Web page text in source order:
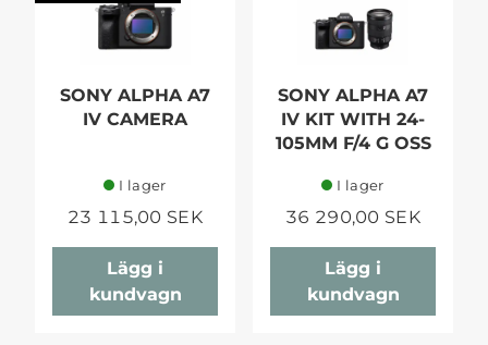
SONY ALPHA A7
IV CAMERA
I lager
23 115,00 SEK
Lägg i
kundvagn
SONY ALPHA A7
IV KIT WITH 24-
105MM F/4 G OSS
I lager
36 290,00 SEK
Lägg i
kundvagn